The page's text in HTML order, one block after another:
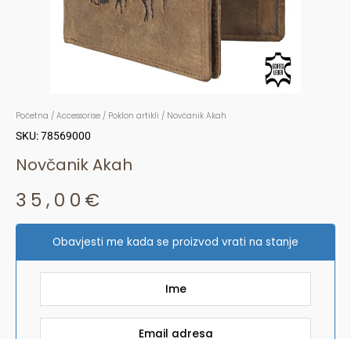
Početna / Accessorise / Poklon artikli / Novčanik Akah
SKU: 78569000
Novčanik Akah
35,00 €
Obavjesti me kada se proizvod vrati na stanje